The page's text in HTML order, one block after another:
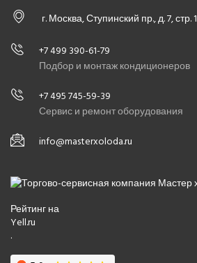
г. Москва, Ступинский пр., д. 7, стр. 1
+7 499 390-61-79
Подбор и монтаж кондиционеров
+7 495 745-59-39
Сервис и ремонт оборудования
info@masterxoloda.ru
Рейтинг на
Yell.ru
.